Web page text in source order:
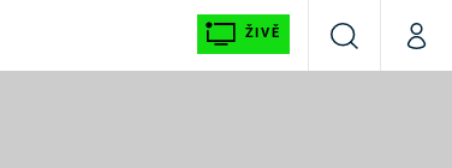
ŽIVĚ
VyhledáváníMůj